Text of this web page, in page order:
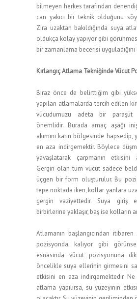
bilmeyen herkes tarafından
can yakıcı bir teknik olduğunu
Zira uzaktan bakıldığında suya
oldukça kolay yapıyor gibi
bir zamanlama becerisi
Kırlangıç Atlama Tekniğinde Vücut
Biraz önce de belirttiğim gibi
yapılan atlamalarda tercih edilen
vücudumuzu adeta bir
önemlidir. Burada amaç aşağı
akımını karın bölgesinde
en aza indirgemektir. Böylece
yavaşlatarak çarpmanın etkisini
Gergin olan tüm vücut sadece
üçgen bir form oluşturulur. Bu
tepe noktada iken, kollar yanlara
gergin vaziyettedir. Suya giriş
birbirlerine yaklaşır, baş ise kolların
Atlamanın başlangıcından
pozisyonda kalıyor gibi
esnasında vücut pozisyonuna
öncelikle suya ellerinin girmesini
etkisini en aza indirgemektedir.
atlama yapılırsa, su yüzeyinin